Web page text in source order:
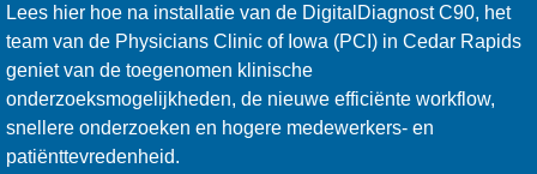
Lees hier hoe na installatie van de DigitalDiagnost C90, het
team van de Physicians Clinic of Iowa (PCI) in Cedar Rapids
geniet van de toegenomen klinische
onderzoeksmogelijkheden, de nieuwe efficiënte workflow,
snellere onderzoeken en hogere medewerkers- en
patiënttevredenheid.